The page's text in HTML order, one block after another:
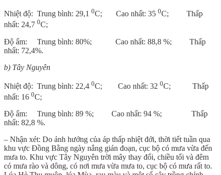
Nhiệt độ: Trung bình: 29,1 0C; Cao nhất: 35 0C; Thấp
nhất: 24,7 0C;
Độ ẩm: Trung bình: 80%; Cao nhất: 88,8 %; Thấp
nhất: 72,4%.
b) Tây Nguyên
Nhiệt độ: Trung bình: 22,4 0C; Cao nhất: 32 0C; Thấp
nhất: 16 0C;
Độ ẩm: Trung bình: 89 %; Cao nhất: 94 %; Thấp
nhất: 82,8 %.
– Nhận xét: Do ảnh hưởng của áp thấp nhiệt đới, thời tiết tuần qua
khu vực Đồng Bằng ngày nắng gián đoạn, cục bộ có mưa vừa đến
mưa to. Khu vực Tây Nguyên trời mây thay đổi, chiều tối và đêm
có mưa rào và dông, có nơi mưa vừa mưa to, cục bộ có mưa rất to.